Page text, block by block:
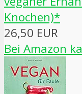
Knochen)*
26,50 EUR
Bei Amazon